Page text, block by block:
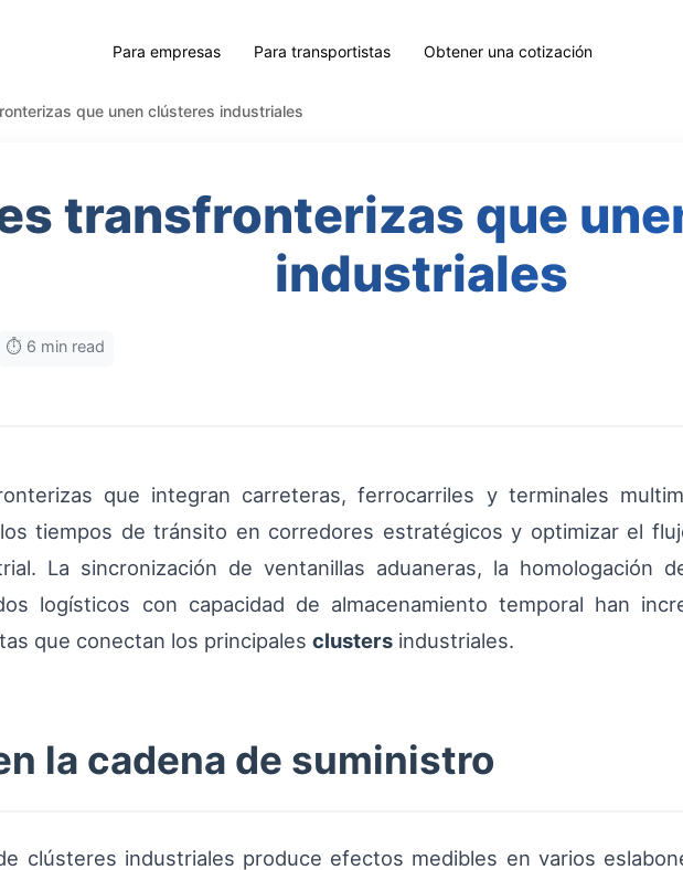
Para empresas Para transportistas Obtener una cotización
que unen clústeres industriales
transfronterizas que
industriales
⏱️ 6 min read
que integran carreteras, ferrocarriles y terminales
tiempos de tránsito en corredores estratégicos y optimizar el
La sincronización de ventanillas aduaneras, la homologación
logísticos con capacidad de almacenamiento temporal han
que conectan los principales clusters industriales.
la cadena de suministro
clústeres industriales produce efectos medibles en varios